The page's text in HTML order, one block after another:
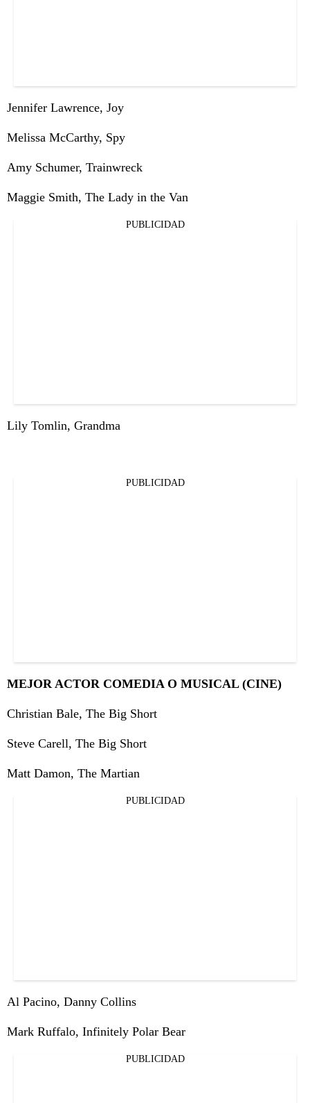
Jennifer Lawrence, Joy
Melissa McCarthy, Spy
Amy Schumer, Trainwreck
Maggie Smith, The Lady in the Van
PUBLICIDAD
Lily Tomlin, Grandma
PUBLICIDAD
MEJOR ACTOR COMEDIA O MUSICAL (CINE)
Christian Bale, The Big Short
Steve Carell, The Big Short
Matt Damon, The Martian
PUBLICIDAD
Al Pacino, Danny Collins
Mark Ruffalo, Infinitely Polar Bear
PUBLICIDAD